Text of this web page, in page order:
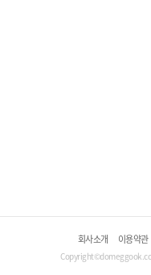
회사소개 이용약관